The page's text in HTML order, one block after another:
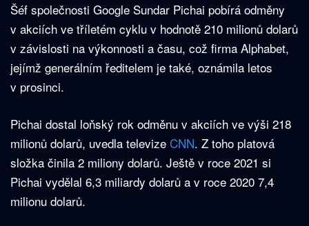
Šéf společnosti Google Sundar Pichai pobírá odměny
v akciích ve tříletém cyklu v hodnotě 210 milionů dolarů
v závislosti na výkonnosti a času, což firma Alphabet,
jejímž generálním ředitelem je také, oznámila letos
v prosinci.
Pichai dostal loňský rok odměnu v akciích ve výši 218
milionů dolarů, uvedla televize CNN. Z toho platová
složka činila 2 miliony dolarů. Ještě v roce 2021 si
Pichai vydělal 6,3 miliardy dolarů a v roce 2020 7,4
milionu dolarů.